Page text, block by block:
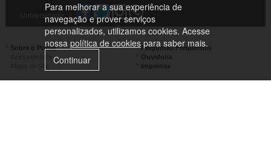
Para melhorar a sua experiência de
navegação e prover serviços
personalizados, utilizamos cookies. Acesse
nossa política de cookiespara saber mais.
Continuar
Universidade
Sobre o Portal
Perguntas Frequentes
Ouvidoria
Imprensa